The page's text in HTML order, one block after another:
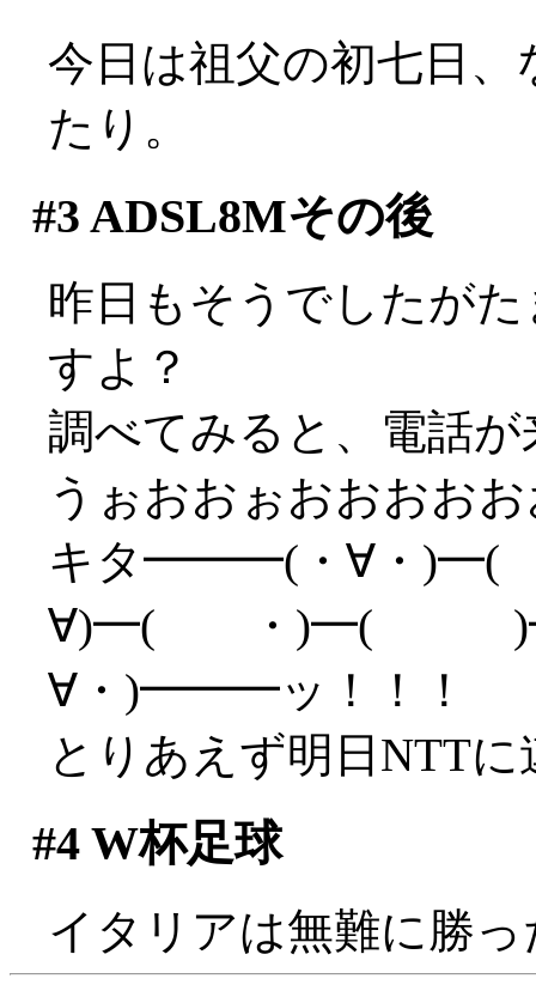
今日は祖父の初七日
たり。
#3 ADSL8Mその後
昨日もそうでしたが
すよ？
調べてみると、電話
うぉおおぉおおおお
キタ━━━(・∀・)━(
∀)━( ・)━(
∀・)━━━ッ！！！
とりあえず明日NTT
#4W杯足球
イタリアは無難に勝